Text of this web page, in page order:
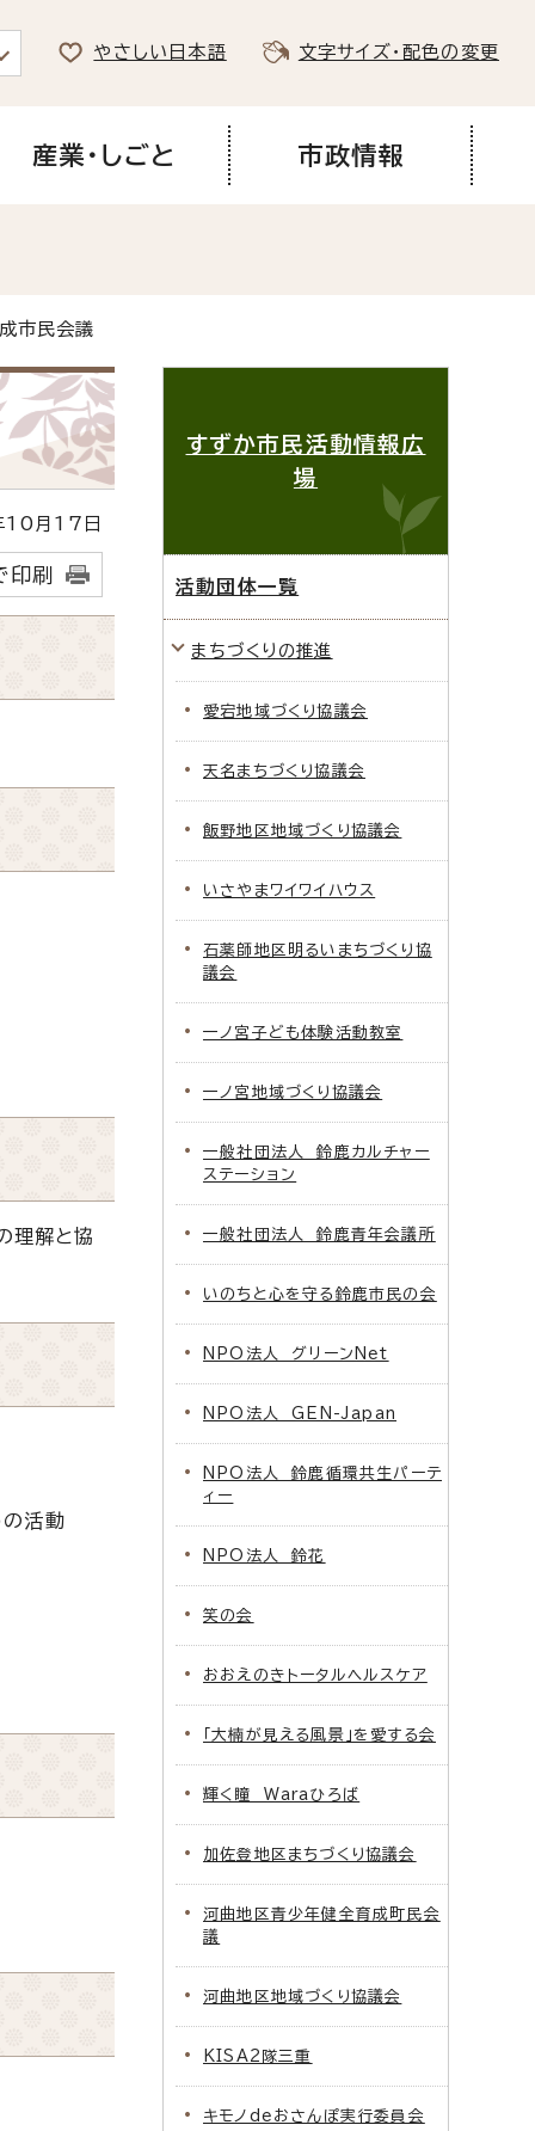
やさしい日本語 文字サイズ・配色の変更
産業・しごと 市政情報
市民会議
月17日
印刷
理解と協
の活動
すずか市民活動情報広
場
活動団体一覧
まちづくりの推進
愛宕地域づくり協議会
天名まちづくり協議会
飯野地区地域づくり協議会
いさやまワイワイハウス
石薬師地区明るいまちづくり協
議会
一ノ宮子ども体験活動教室
一ノ宮地域づくり協議会
一般社団法人 鈴鹿カルチャー
ステーション
一般社団法人 鈴鹿青年会議所
いのちと心を守る鈴鹿市民の会
NPO法人 グリーンNet
NPO法人 GEN-Japan
NPO法人 鈴鹿循環共生パーテ
ィー
NPO法人 鈴花
笑の会
おおえのきトータルヘルスケア
「大楠が見える風景」を愛する会
輝く瞳 Waraひろば
加佐登地区まちづくり協議会
河曲地区青少年健全育成町民会
議
河曲地区地域づくり協議会
KISA2隊三重
キモノdeおさんぽ実行委員会